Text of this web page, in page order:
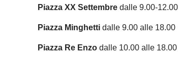
Piazza XX Settembre dalle 9.00-12.00
Piazza Minghetti dalle 9.00 alle 18.00
Piazza Re Enzo dalle 10.00 alle 18.00